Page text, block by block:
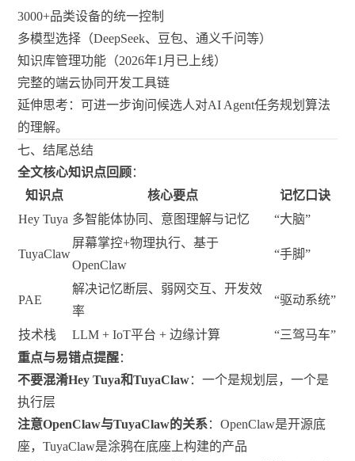
3000+品类设备的统一控制
多模型选择（DeepSeek、豆包、通义千问等）
知识库管理功能（2026年1月已上线）
完整的端云协同开发工具链
延伸思考：可进一步询问候选人对AI Agent任务规划算法
的理解。
七、结尾总结
全文核心知识点回顾：
知识点
核心要点
记忆口诀
Hey Tuya 多智能体协同、意图理解与记忆 “大脑”
TuyaClaw
屏幕掌控+物理执行、基于
OpenClaw
“手脚”
PAE
解决记忆断层、弱网交互、开发效
率
“驱动系统”
技术栈 LLM + IoT平台 + 边缘计算
“三驾马车”
重点与易错点提醒：
不要混淆Hey Tuya和TuyaClaw：一个是规划层，一个是
执行层
注意OpenClaw与TuyaClaw的关系：OpenClaw是开源底
座，TuyaClaw是涂鸦在底座上构建的产品